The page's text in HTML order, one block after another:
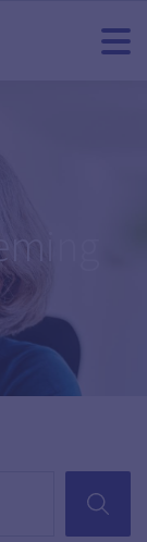
ZOEKEN